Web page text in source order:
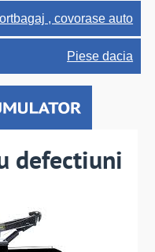
, covorase auto
Piese dacia
defectiuni